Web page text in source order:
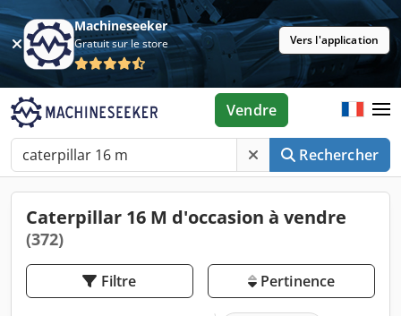
Machineseeker
Gratuit sur le store Vers l'application
Rechercher
Vendre
Caterpillar 16 M d'occasion à vendre
(372)
Filtre Pertinence